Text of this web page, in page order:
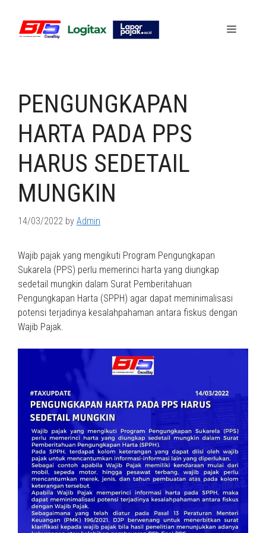
content
Menu
PENGUNGKAPAN
HARTA PADA PPS
HARUS SEDETAIL
MUNGKIN
14/03/2022 by Admin
Wajib pajak yang mengikuti Program Pengungkapan
Sukarela (PPS) perlu memerinci harta yang diungkap
sedetail mungkin dalam Surat Pemberitahuan
Pengungkapan Harta (SPPH) agar dapat meminimalisasi
potensi terjadinya kesalahpahaman antara fiskus dengan
Wajib Pajak.